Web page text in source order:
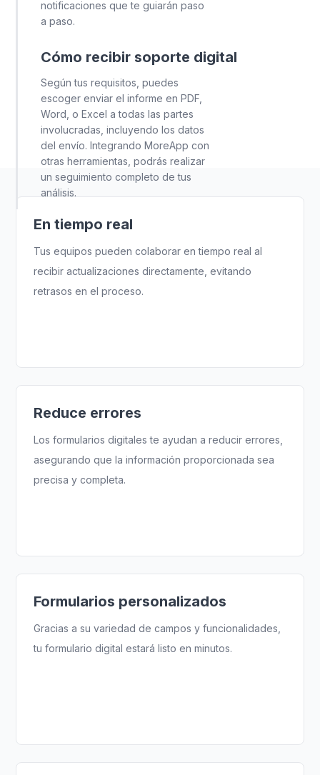
notificaciones que te guiarán paso
a paso.
Cómo recibir soporte digital
Según tus requisitos, puedes
escoger enviar el informe en PDF,
Word, o Excel a todas las partes
involucradas, incluyendo los datos
del envío. Integrando MoreApp con
otras herramientas, podrás realizar
un seguimiento completo de tus
análisis.
En tiempo real
Tus equipos pueden colaborar en tiempo real al
recibir actualizaciones directamente, evitando
retrasos en el proceso.
Reduce errores
Los formularios digitales te ayudan a reducir errores,
asegurando que la información proporcionada sea
precisa y completa.
Formularios personalizados
Gracias a su variedad de campos y funcionalidades,
tu formulario digital estará listo en minutos.